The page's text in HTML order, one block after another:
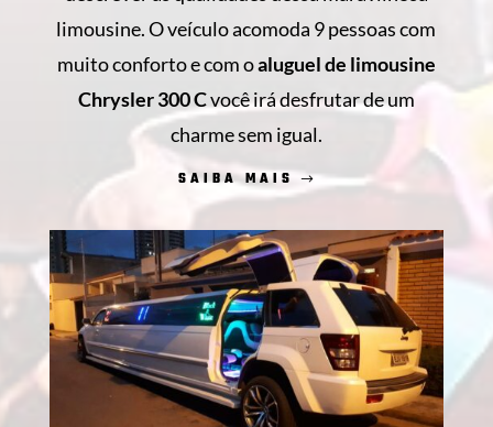
limousine. O veículo acomoda 9 pessoas com
muito conforto e com oaluguel de limousine
Chrysler 300 Cvocê irá desfrutar de um
charme sem igual.
SAIBA MAIS